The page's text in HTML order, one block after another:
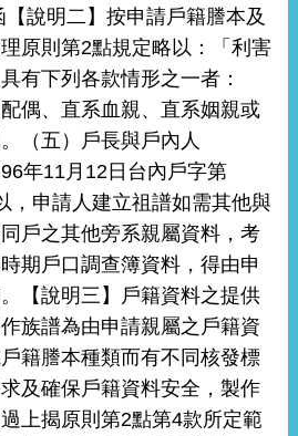
【說明二】按申請戶籍謄本及
原則第2點規定略以：「利害
有下列各款情形之一者：
偶、直系血親、直系姻親或
（五）戶長與戶內人
年11月12日台內戶字第
，申請人建立祖譜如需其他與
戶之其他旁系親屬資料，考
期戶口調查簿資料，得由申
【說明三】戶籍資料之提供
族譜為由申請親屬之戶籍資
籍謄本種類而有不同核發標
及確保戶籍資料安全，製作
上揭原則第2點第4款所定範